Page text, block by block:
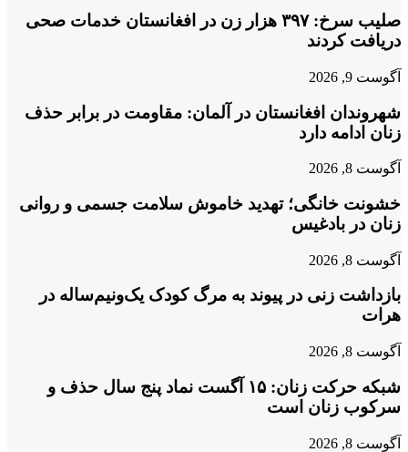
صلیب سرخ: ۳۹۷ هزار زن در افغانستان خدمات صحی
دریافت کردند
آگوست 9, 2026
شهروندان افغانستان در آلمان: مقاومت در برابر حذف
زنان ادامه دارد
آگوست 8, 2026
خشونت خانگی؛ تهدید خاموش سلامت جسمی و روانی
زنان در بادغیس
آگوست 8, 2026
بازداشت زنی در پیوند به مرگ کودک یک‌ونیم‌ساله در
هرات
آگوست 8, 2026
شبکه حرکت زنان: ۱۵ آگست نماد پنج سال حذف و
سرکوب زنان است
آگوست 8, 2026